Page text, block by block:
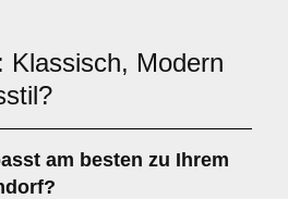
: Klassisch, Modern
am besten zu Ihrem